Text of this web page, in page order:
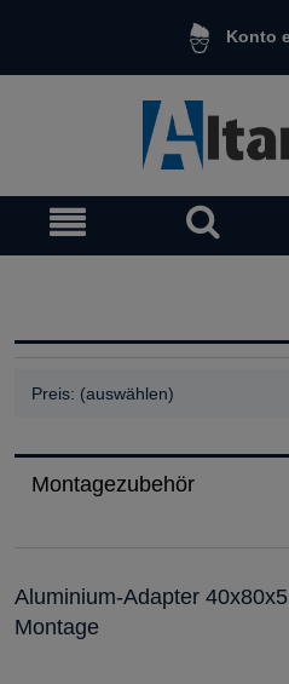
Konto
Preis: (auswählen)
Montagezubehör
Aluminium-Adapter
Montage